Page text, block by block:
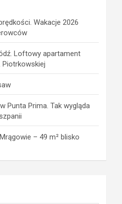
Wakacje 2026
Loftowy apartament
Piotrkowskiej
Punta Prima. Tak wygląda
– 49 m² blisko